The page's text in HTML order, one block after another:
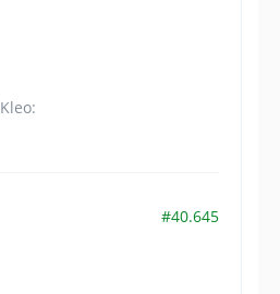
#40.645